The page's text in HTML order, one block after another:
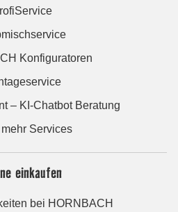
Konfiguratoren
– KI-Chatbot Beratung
Services
einkaufen
bei HORNBACH